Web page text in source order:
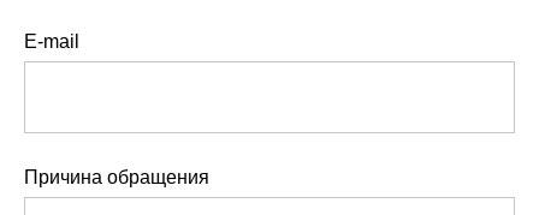
E-mail
Причина обращения